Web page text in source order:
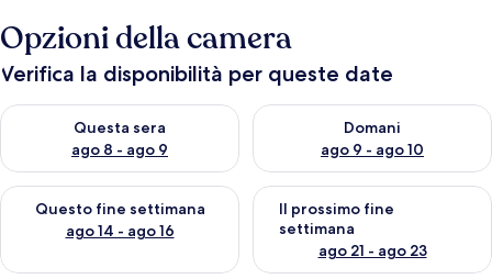
Opzioni della camera
Verifica la disponibilità per queste date
Questa sera
ago 8 - ago 9
Verifica la disponibilità per questa sera, ago 8 - ago 9
Domani
ago 9 - ago 10
Verifica la disponibilità per
Questo fine settimana
ago 14 - ago 16
Verifica la disponibilità per questo fine settimana, ago 14 -
Il prossimo fine
settimana
ago 21 - ago 23
Verifica la disponibilità per il